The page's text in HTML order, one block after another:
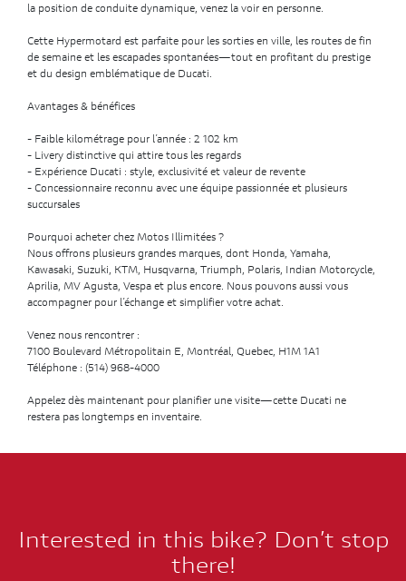
la position de conduite dynamique, venez la voir en personne.
Cette Hypermotard est parfaite pour les sorties en ville, les routes de fin
de semaine et les escapades spontanées—tout en profitant du prestige
et du design emblématique de Ducati.
Avantages & bénéfices
- Faible kilométrage pour l’année : 2 102 km
- Livery distinctive qui attire tous les regards
- Expérience Ducati : style, exclusivité et valeur de revente
- Concessionnaire reconnu avec une équipe passionnée et plusieurs
succursales
Pourquoi acheter chez Motos Illimitées ?
Nous offrons plusieurs grandes marques, dont Honda, Yamaha,
Kawasaki, Suzuki, KTM, Husqvarna, Triumph, Polaris, Indian Motorcycle,
Aprilia, MV Agusta, Vespa et plus encore. Nous pouvons aussi vous
accompagner pour l’échange et simplifier votre achat.
Venez nous rencontrer :
7100 Boulevard Métropolitain E, Montréal, Quebec, H1M 1A1
Téléphone : (514) 968-4000
Appelez dès maintenant pour planifier une visite—cette Ducati ne
restera pas longtemps en inventaire.
Interested in this bike? Don’t stop
there!